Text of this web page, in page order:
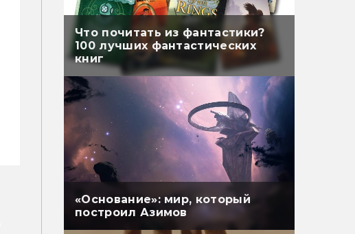
Что почитать из фантастики?
100 лучших фантастических
книг
«Основание»: мир, который
построил Азимов